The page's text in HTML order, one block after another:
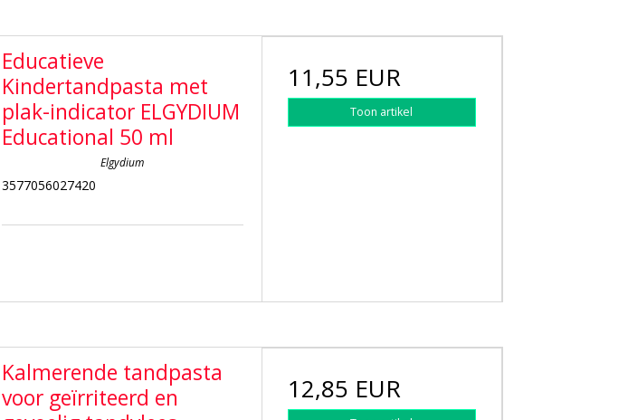
Educatieve
Kindertandpasta met
plak-indicator ELGYDIUM
Educational 50 ml
Elgydium
3577056027420
11,55 EUR
Toon artikel
Kalmerende tandpasta
voor geïrriteerd en
12,85 EUR